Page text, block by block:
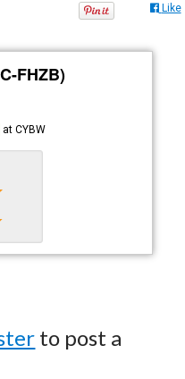
Like
FHZB)
atCYBW
to post a